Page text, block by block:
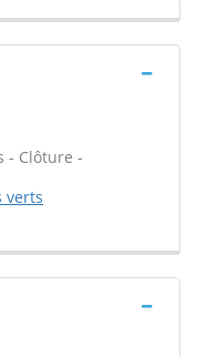
- Clôture -
verts